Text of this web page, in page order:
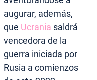
augurar, además,
que Ucrania saldrá
vencedora de la
guerra iniciada por
Rusia a comienzos